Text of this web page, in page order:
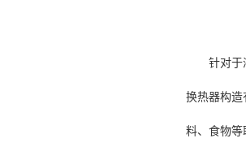
针对于
换热器构
料、食物